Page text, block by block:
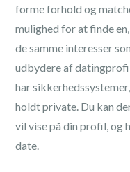
forme forhold og
mulighed for at finde
de samme interesser
udbydere af
har
holdt private. Du kan
vil vise på din profil, og
date.